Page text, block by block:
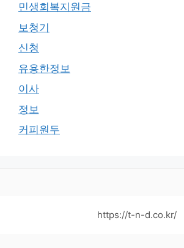
민생회복지원금
보청기
신청
유용한정보
이사
정보
커피원두
https://t-n-d.co.kr/